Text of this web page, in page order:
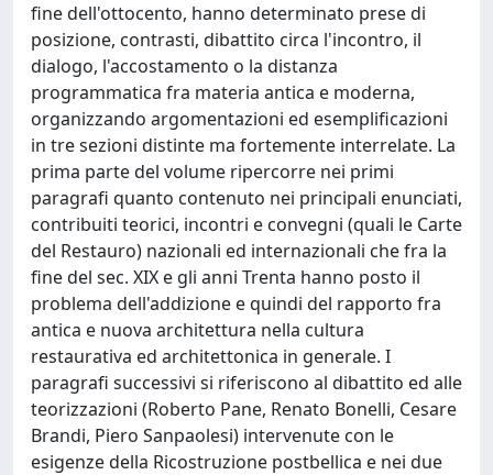
fine dell'ottocento, hanno determinato prese di
posizione, contrasti, dibattito circa l'incontro, il
dialogo, l'accostamento o la distanza
programmatica fra materia antica e moderna,
organizzando argomentazioni ed esemplificazioni
in tre sezioni distinte ma fortemente interrelate. La
prima parte del volume ripercorre nei primi
paragrafi quanto contenuto nei principali enunciati,
contribuiti teorici, incontri e convegni (quali le Carte
del Restauro) nazionali ed internazionali che fra la
fine del sec. XIX e gli anni Trenta hanno posto il
problema dell'addizione e quindi del rapporto fra
antica e nuova architettura nella cultura
restaurativa ed architettonica in generale. I
paragrafi successivi si riferiscono al dibattito ed alle
teorizzazioni (Roberto Pane, Renato Bonelli, Cesare
Brandi, Piero Sanpaolesi) intervenute con le
esigenze della Ricostruzione postbellica e nei due